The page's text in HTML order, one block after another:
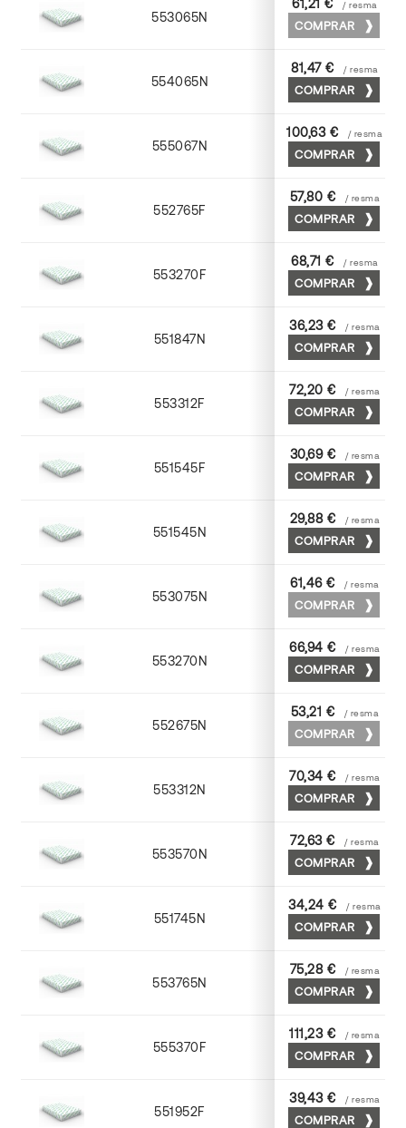
553065N 65 x 90
61,21 € / resma
COMPRAR
554065N 65 x 90
81,47 € / resma
COMPRAR
555067N 65 x 90
100,63 € / resma
COMPRAR
552765F 65 x 90
57,80 € / resma
COMPRAR
553270F 70 x 100
68,71 € / resma
COMPRAR
551847N 45 x 64
36,23 € / resma
COMPRAR
553312F 72 x 102
72,20 € / resma
COMPRAR
551545F 45 x 64
30,69 € / resma
COMPRAR
551545N 45 x 64
29,88 € / resma
COMPRAR
553075N 75 x 53
61,46 € / resma
COMPRAR
553270N 70 x 100
66,94 € / resma
COMPRAR
552675N 75 x 53
53,21 € / resma
COMPRAR
553312N 72 x 102
70,34 € / resma
COMPRAR
553570N 70 x 100
72,63 € / resma
COMPRAR
551745N 45 x 64
34,24 € / resma
COMPRAR
553765N 65 x 90
75,28 € / resma
COMPRAR
555370F 70 x 100
111,23 € / resma
COMPRAR
551952F 52 x 70
39,43 € / resma
COMPRAR